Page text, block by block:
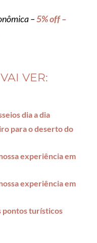
–5% off –
VER:
dia a dia
para o deserto do
experiência em
experiência em
pontos turísticos